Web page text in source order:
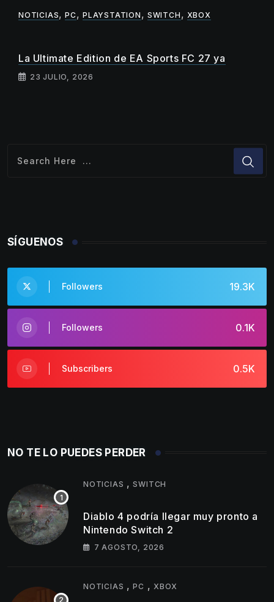
NOTICIAS,PC,PLAYSTATION , SWITCH , XBOX
La Ultimate Edition de EA Sports FC 27 ya
23 JULIO, 2026
SÍGUENOS
19.3K
Followers
0.1K
Followers
0.5K
Subscribers
NO TE LO PUEDES PERDER
NOTICIAS ,SWITCH
Diablo 4 podría llegar muy pronto a
Nintendo Switch 2
7 AGOSTO, 2026
NOTICIAS ,PC ,XBOX